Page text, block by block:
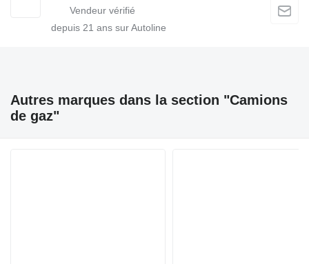
depuis 21 ans sur Autoline
Autres marques dans la section "Camions
de gaz"